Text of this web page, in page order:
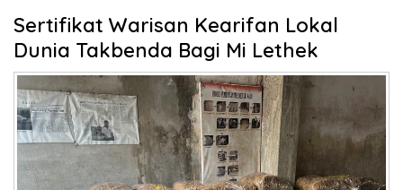
Sertifikat Warisan Kearifan Lokal
Dunia Takbenda Bagi Mi Lethek